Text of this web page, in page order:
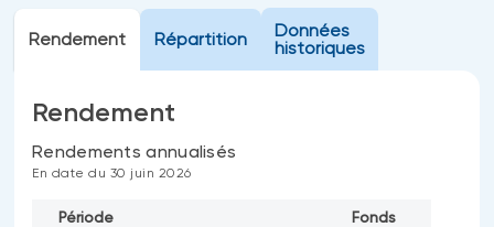
Alternatif
Rendement Répartition
Données
historiques
Rendement
Rendements annualisés
En date du 30 juin 2026
Période Fonds